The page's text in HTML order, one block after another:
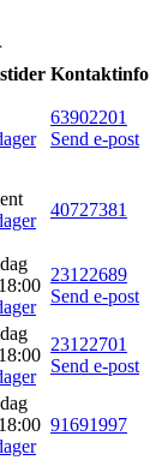
Kontaktinfo
63902201
Send e-post
40727381
23122689
Send e-post
23122701
Send e-post
91691997